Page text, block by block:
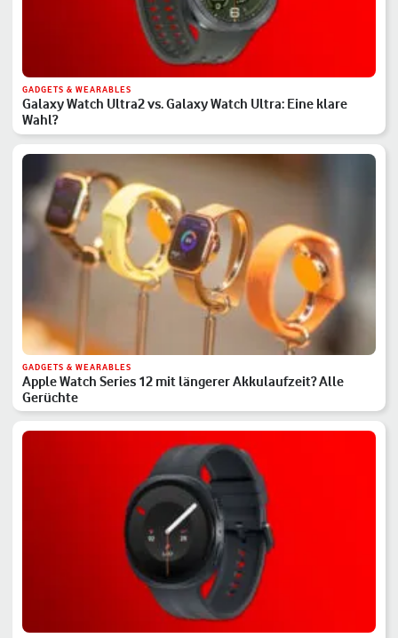
GADGETS & WEARABLES
Galaxy Watch Ultra2 vs. Galaxy Watch Ultra: Eine klare
Wahl?
GADGETS & WEARABLES
Apple Watch Series 12 mit längerer Akkulaufzeit? Alle
Gerüchte